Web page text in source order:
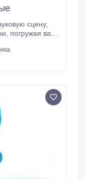
сцену,
ли вы